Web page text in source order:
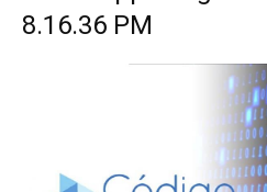
8.16.36 PM